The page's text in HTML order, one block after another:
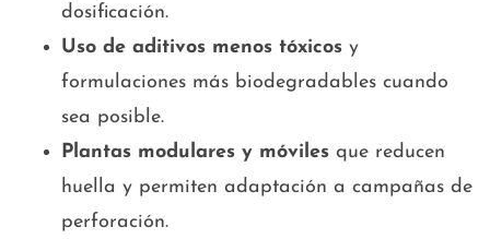
dosificación.
Uso de aditivos menos tóxicos y
formulaciones más biodegradables cuando
sea posible.
Plantas modulares y móviles que reducen
huella y permiten adaptación a campañas de
perforación.